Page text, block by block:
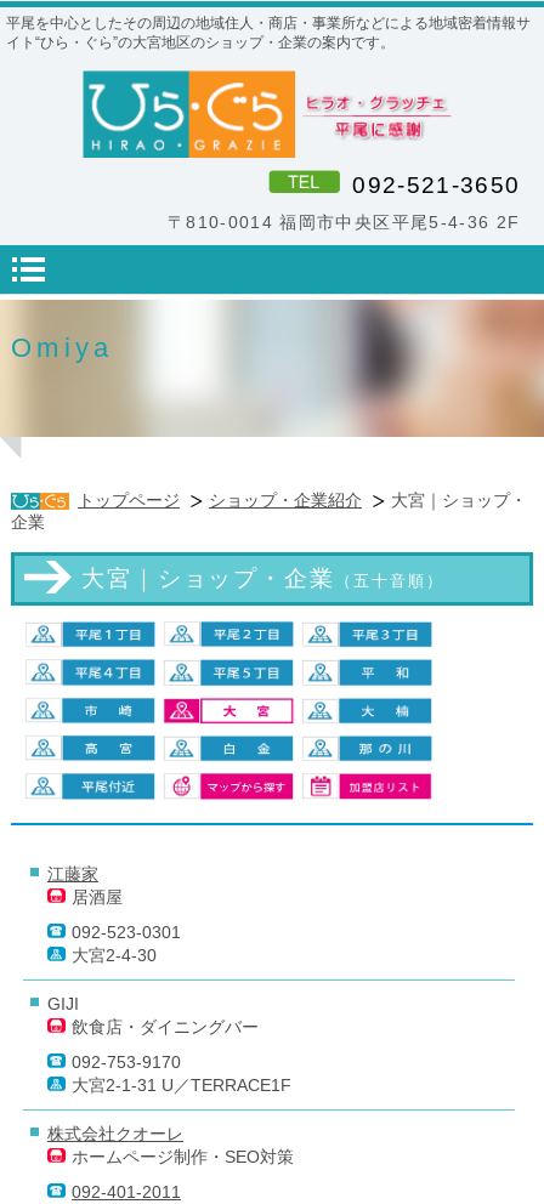
平尾を中心としたその周辺の地域住人・商店・事業所などによる地域密着情報サ
イト“ひら・ぐら”の大宮地区のショップ・企業の案内です。
092-521-3650
〒810-0014 福岡市中央区平尾5-4-36 2F
Omiya
トップページ ショップ・企業紹介
大宮｜ショップ・
企業
大宮｜ショップ・企業 （五十音順）
江藤家
居酒屋
092-523-0301
大宮2-4-30
GIJI
飲食店・ダイニングバー
092-753-9170
大宮2-1-31 U／TERRACE1F
株式会社クオーレ
ホームページ制作・SEO対策
092-401-2011